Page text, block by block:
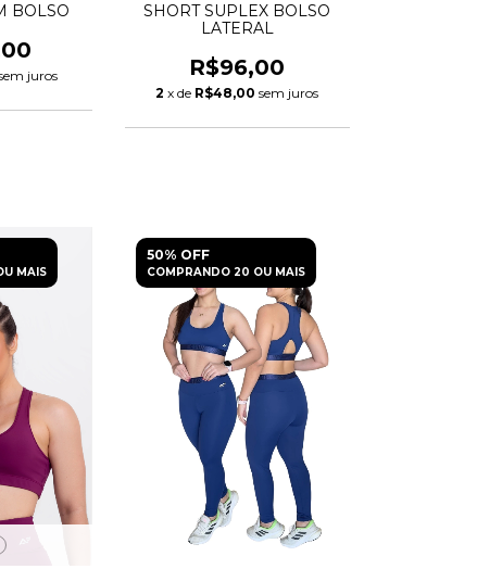
BOLSO
juros
SHORT SUPLEX BOLSO
LATERAL
R$96,00
2 x de R$48,00 sem juros
MAIS
50% OFF
COMPRANDO 20 OU MAIS